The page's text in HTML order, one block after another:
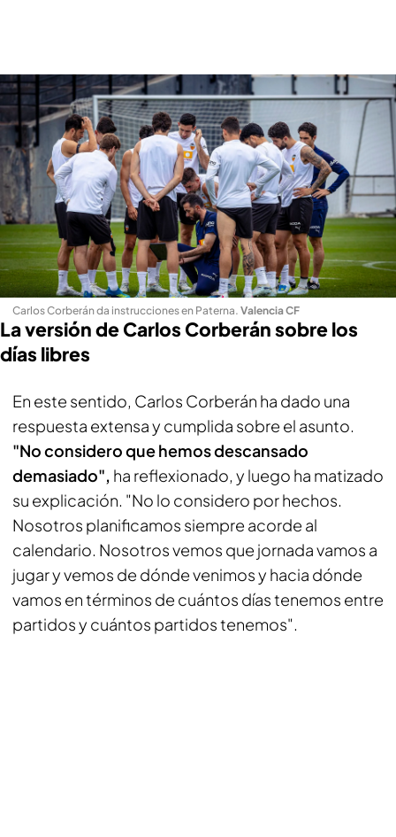
Carlos Corberán da instrucciones en Paterna. Valencia CF
La versión de Carlos Corberán sobre los
días libres
En este sentido, Carlos Corberán ha dado una
respuesta extensa y cumplida sobre el asunto.
"No considero que hemos descansado
demasiado", ha reflexionado, y luego ha matizado
su explicación. "No lo considero por hechos.
Nosotros planificamos siempre acorde al
calendario. Nosotros vemos que jornada vamos a
jugar y vemos de dónde venimos y hacia dónde
vamos en términos de cuántos días tenemos entre
partidos y cuántos partidos tenemos".